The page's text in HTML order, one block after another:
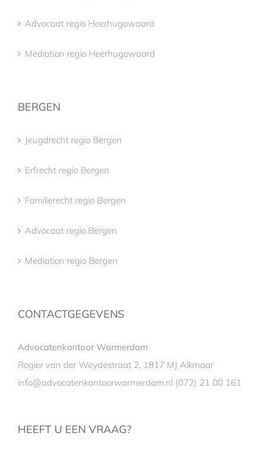
Advocaat regio Heerhugowaard
Mediation regio Heerhugowaard
BERGEN
Jeugdrecht regio Bergen
Erfrecht regio Bergen
Familierecht regio Bergen
Advocaat regio Bergen
Mediation regio Bergen
CONTACTGEGEVENS
Advocatenkantoor Warmerdam
Rogier van der Weydestraat 2, 1817 MJ Alkmaar
info@advocatenkantoorwarmerdam.nl (072) 21 00 161
HEEFT U EEN VRAAG?